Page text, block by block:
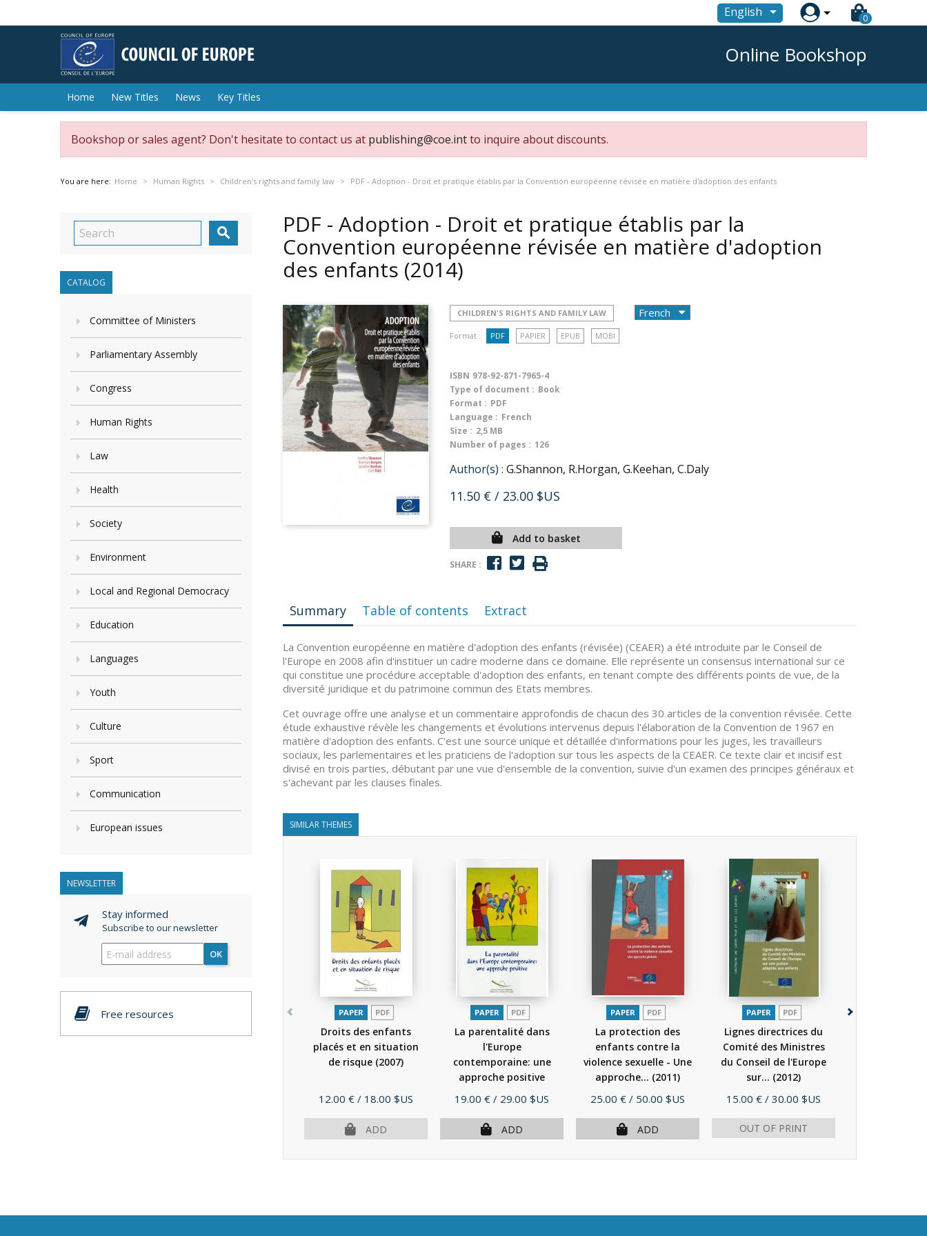
English  0
Online Bookshop
Home New Titles News Key Titles
Bookshop or sales agent? Don't hesitate to contact us at publishing@coe.intto inquire about discounts.
You are here: Home Human Rights Children's rights and family law PDF - Adoption - Droit et pratique établis par la Convention européenne révisée en matière d'adoption des enfants

CATALOG
Committee of Ministers
Parliamentary Assembly
Congress
Human Rights
Law
Health
Society
Environment
Local and Regional Democracy
Education
Languages
Youth
Culture
Sport
Communication
European issues
NEWSLETTER
Stay informed
Subscribe to our newsletter
OK
Free resources
PDF - Adoption - Droit et pratique établis par la
Convention européenne révisée en matière d'adoption
des enfants (2014)
CHILDREN'S RIGHTS AND FAMILY LAW
Format : PDF PAPIER EPUB MOBI
ISBN 978-92-871-7965-4
Type of document : Book
Format : PDF
Language : French
Size : 2,5 MB
Number of pages : 126
Author(s) : G.Shannon, R.Horgan, G.Keehan, C.Daly
11.50 € / 23.00 $US
Add to basket
SHARE :
Summary Table of contents Extract
La Convention européenne en matière d'adoption des enfants (révisée) (CEAER) a été introduite par le Conseil de
l'Europe en 2008 afin d'instituer un cadre moderne dans ce domaine. Elle représente un consensus international sur ce
qui constitue une procédure acceptable d'adoption des enfants, en tenant compte des différents points de vue, de la
diversité juridique et du patrimoine commun des Etats membres.
Cet ouvrage offre une analyse et un commentaire approfondis de chacun des 30 articles de la convention révisée. Cette
étude exhaustive révèle les changements et évolutions intervenus depuis l'élaboration de la Convention de 1967 en
matière d'adoption des enfants. C'est une source unique et détaillée d'informations pour les juges, les travailleurs
sociaux, les parlementaires et les praticiens de l'adoption sur tous les aspects de la CEAER. Ce texte clair et incisif est
divisé en trois parties, débutant par une vue d'ensemble de la convention, suivie d'un examen des principes généraux et
s'achevant par les clauses finales.
SIMILAR THEMES
PAPER PDF
Droits des enfants
placés et en situation
de risque (2007)
Price
12.00 € / 18.00 $US
ADD
PAPER PDF
La parentalité dans
l'Europe
contemporaine: une
approche positive
Price
19.00 € / 29.00 $US
ADD
PAPER PDF
La protection des
enfants contre la
violence sexuelle - Une
approche... (2011)
Price
25.00 € / 50.00 $US
ADD
PAPER PDF
Lignes directrices du
Comité des Ministres
du Conseil de l'Europe
sur... (2012)
Price
15.00 € / 30.00 $US
OUT OF PRINT